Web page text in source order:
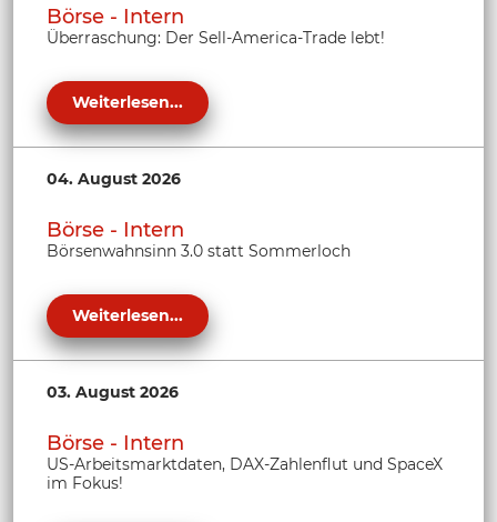
Börse - Intern
Überraschung: Der Sell-America-Trade lebt!
Weiterlesen...
04. August 2026
Börse - Intern
Börsenwahnsinn 3.0 statt Sommerloch
Weiterlesen...
03. August 2026
Börse - Intern
US-Arbeitsmarktdaten, DAX-Zahlenflut und SpaceX
im Fokus!